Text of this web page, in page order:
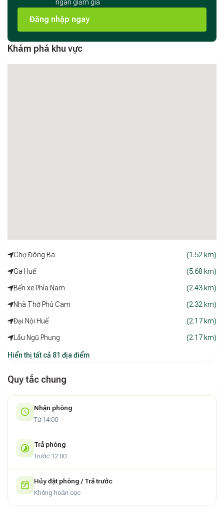
ngàn giảm giá
Đăng nhập ngay
Khám phá khu vực
Chợ Đông Ba (1.52 km)
Ga Huế (5.68 km)
Bến xe Phía Nam (2.43 km)
Nhà Thờ Phú Cam (2.32 km)
Đại Nội Huế (2.17 km)
Lầu Ngũ Phụng (2.17 km)
Hiển thị tất cả 81 địa điểm
Quy tắc chung
Nhận phòng
Từ 14:00
Trả phòng
Trước 12:00
Hủy đặt phòng / Trả trước
Không hoàn cọc